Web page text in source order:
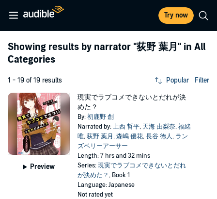
Try now
Showing results by narrator "荻野 葉月" in All
Categories
1 - 19 of 19 results Popular Filter
Preview
現実でラブコメできないとだれが決
めた？
By:初鹿野 創
Narrated by:上西 哲平, 天海 由梨奈,福緒
唯,荻野 葉月,森嶋 優花,長谷 徳人, ラン
ズベリーアーサー
Length: 7 hrs and 32 mins
Series:現実でラブコメできないとだれ
が決めた？, Book 1
Language: Japanese
Not rated yet